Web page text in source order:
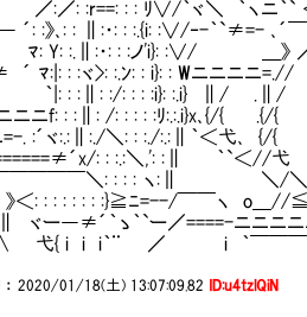
: : ﾘ∨/｀ヾ＼ ｀ヽニ｀`
: ∥:・: : :.{i: :∨/‐-｀`≠=- ､´￣
:.∥:・: : :ノ'i}: :∨/ ＿
: :ヾ>: :.ﾝ: : i}: : Wニニニ
: :∥: :/: : : :i}: :.i}
ニf: : :∥: /: : : : :ﾘ:.:.i}x､
:´ヾ:.:∥:./＼: : :./:.:∥｀＜
: : :.:＼,': :∥ ｀`＜//
＼: : : : ヽ:∥ ＼/＼_。
ﾆ=--/￣￣ヽ o＿//≦＞-
`ー／====-ニニニニ
／ i ｀￣￣￣
：2020/01/18(土) 13:07:09.82 ID:u4tzlQiN